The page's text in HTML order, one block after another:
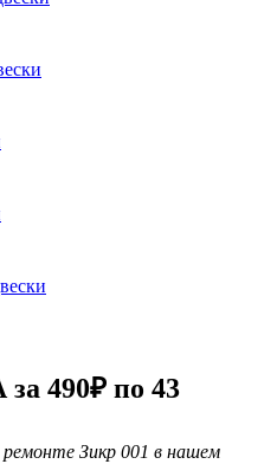
490₽ по 43
ремонте Зикр 001 в нашем